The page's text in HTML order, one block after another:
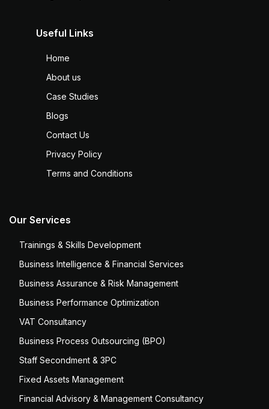
Useful Links
Home
About us
Case Studies
Blogs
Contact Us
Privacy Policy
Terms and Conditions
Our Services
Trainings & Skills Development
Business Intelligence & Financial Services
Business Assurance & Risk Management
Business Performance Optimization
VAT Consultancy
Business Process Outsourcing (BPO)
Staff Secondment & 3PC
Fixed Assets Management
Financial Advisory & Management Consultancy